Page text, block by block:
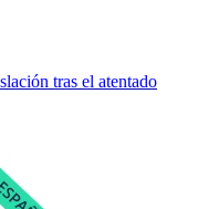
tras el atentado